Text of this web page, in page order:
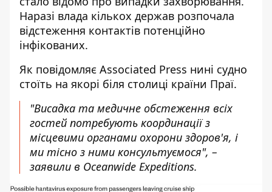
Наразі влада кількох держав розпочала
відстеження контактів потенційно
інфікованих.
Як повідомляє Associated Press нині судно
стоїть на якорі біля столиці країни Праї.
"Висадка та медичне обстеження всіх
гостей потребують координації з
місцевими органами охорони здоров'я, і
ми тісно з ними консультуємося", –
заявили в Oceanwide Expeditions.